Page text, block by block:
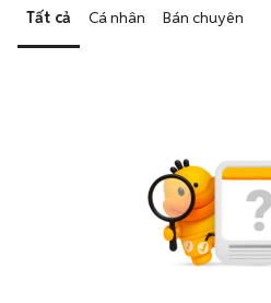
Tất cả Cá nhân Bán chuyên